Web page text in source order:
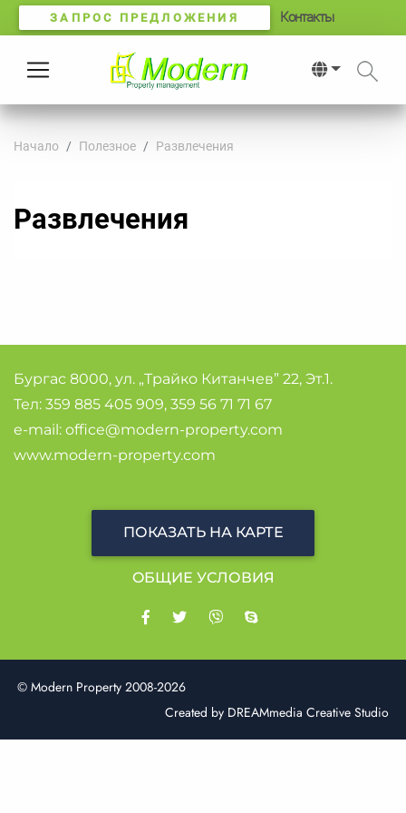
ЗАПРОС ПРЕДЛОЖЕНИЯ Контакты
Начало Полезное Развлечения
Развлечения
Бургас 8000, ул. „Трайко Китанчев” 22, Эт.1.
Тел: 359 885 405 909, 359 56 71 71 67
e-mail: office@modern-property.com
www.modern-property.com
ПОКАЗАТЬ НА КАРТЕ
OБЩИЕ УСЛОВИЯ
© Modern Property 2008-2026
Created by DREAMmedia Creative Studio